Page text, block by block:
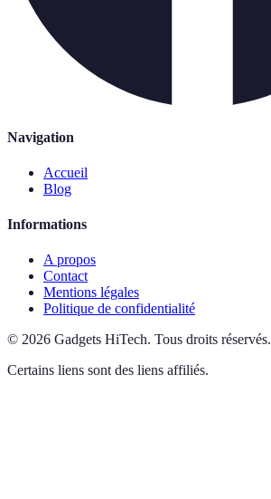
Navigation
Accueil
Blog
Informations
A propos
Contact
Mentions légales
Politique de confidentialité
© 2026 Gadgets HiTech. Tous droits réservés.
Certains liens sont des liens affiliés.